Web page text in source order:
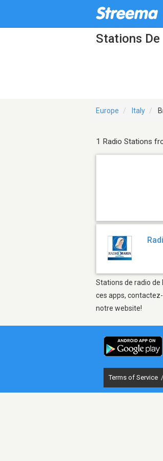
Stations De
Europe Italy
1 Radio Stations
Stations de radio de
ces apps,
notre website!
Terms of Service /